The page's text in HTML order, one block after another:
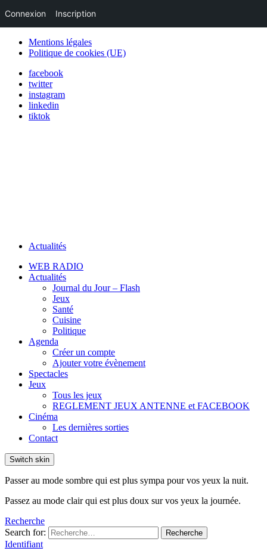
Mentions légales
Politique de cookies (UE)
facebook
twitter
instagram
linkedin
tiktok
Actualités
WEB RADIO
Actualités
Journal du Jour – Flash
Jeux
Santé
Cuisine
Politique
Agenda
Créer un compte
Ajouter votre évènement
Spectacles
Jeux
Tous les jeux
REGLEMENT JEUX ANTENNE et FACEBOOK
Cinéma
Les dernières sorties
Contact
Switch skin
Passer au mode sombre qui est plus sympa pour vos yeux la nuit.
Passez au mode clair qui est plus doux sur vos yeux la journée.
Recherche
Search for:
Recherche
Identifiant
Connexion Inscription